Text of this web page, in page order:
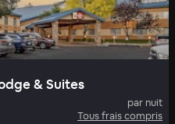
& Suites
par nuit
Tous frais compris